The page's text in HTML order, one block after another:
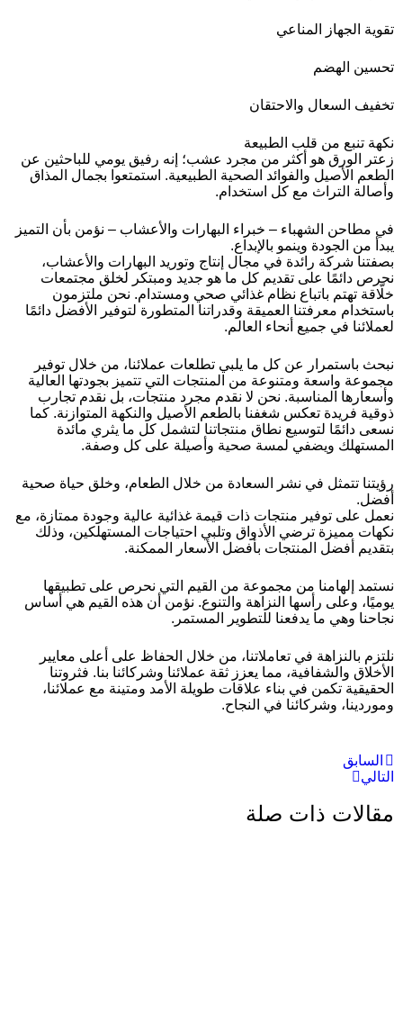
تقوية الجهاز المناعي
تحسين الهضم
تخفيف السعال والاحتقان
نكهة تنبع من قلب الطبيعة
زعتر الورق هو أكثر من مجرد عشب؛ إنه رفيق يومي للباحثين عن
الطعم الأصيل والفوائد الصحية الطبيعية. استمتعوا بجمال المذاق
وأصالة التراث مع كل استخدام.
في مطاحن الشهباء – خبراء البهارات والأعشاب – نؤمن بأن التميز
يبدأ من الجودة وينمو بالإبداع.
بصفتنا شركة رائدة في مجال إنتاج وتوريد البهارات والأعشاب،
نحرص دائمًا على تقديم كل ما هو جديد ومبتكر لخلق مجتمعات
خلّاقة تهتم باتباع نظام غذائي صحي ومستدام. نحن ملتزمون
باستخدام معرفتنا العميقة وقدراتنا المتطورة لتوفير الأفضل دائمًا
لعملائنا في جميع أنحاء العالم.
نبحث باستمرار عن كل ما يلبي تطلعات عملائنا، من خلال توفير
مجموعة واسعة ومتنوعة من المنتجات التي تتميز بجودتها العالية
وأسعارها المناسبة. نحن لا نقدم مجرد منتجات، بل نقدم تجارب
ذوقية فريدة تعكس شغفنا بالطعم الأصيل والنكهة المتوازنة. كما
نسعى دائمًا لتوسيع نطاق منتجاتنا لتشمل كل ما يثري مائدة
المستهلك ويضفي لمسة صحية وأصيلة على كل وصفة.
رؤيتنا تتمثل في نشر السعادة من خلال الطعام، وخلق حياة صحية
أفضل.
نعمل على توفير منتجات ذات قيمة غذائية عالية وجودة ممتازة، مع
نكهات مميزة ترضي الأذواق وتلبي احتياجات المستهلكين، وذلك
بتقديم أفضل المنتجات بأفضل الأسعار الممكنة.
نستمد إلهامنا من مجموعة من القيم التي نحرص على تطبيقها
يوميًا، وعلى رأسها النزاهة والتنوع. نؤمن أن هذه القيم هي أساس
نجاحنا وهي ما يدفعنا للتطوير المستمر.
نلتزم بالنزاهة في تعاملاتنا، من خلال الحفاظ على أعلى معايير
الأخلاق والشفافية، مما يعزز ثقة عملائنا وشركائنا بنا. فثروتنا
الحقيقية تكمن في بناء علاقات طويلة الأمد ومتينة مع عملائنا،
وموردينا، وشركائنا في النجاح.
السابق
التالي
مقالات ذات صلة